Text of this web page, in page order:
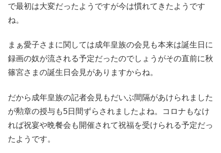
で最初は大変だったようですが今は慣れてきたようです
ね。
まぁ愛子さまに関しては成年皇族の会見も本来は誕生日に
録画の奴が流される予定だったのでしょうがその直前に秋
篠宮さまの誕生日会見がありますからね。
だから成年皇族の記者会見もだいぶ間隔があけられました
が勲章の授与も5日間ずらされましたよね。コロナもなけ
れば祝宴や晩餐会も開催されて祝福を受けられる予定だっ
たようです。